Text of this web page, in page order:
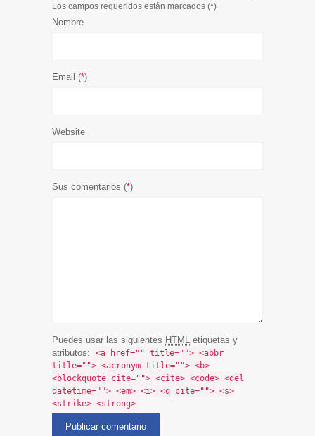
Los campos requeridos están marcados (*)
Nombre
Email (*)
Website
Sus comentarios (*)
Puedes usar las siguientes HTML etiquetas y
atributos:
<a href="" title=""> <abbr
title=""> <acronym title=""> <b>
<blockquote cite=""> <cite> <code> <del
datetime=""> <em> <i> <q cite=""> <s>
<strike> <strong>